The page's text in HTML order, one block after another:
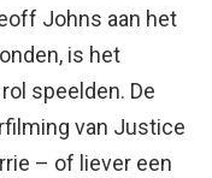
Johns aan het
is het
speelden. De
van Justice
– of liever een